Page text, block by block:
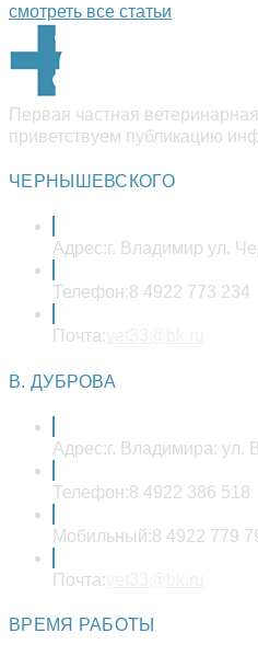
смотреть все статьи
Первая частная
приветствуем публикацию
ЧЕРНЫШЕВСКОГО
Адрес:г. Владимир ул.
Телефон:8 4922 773 234
Почта:
В. ДУБРОВА
Адрес:г. Владимира: ул.
Телефон:8 4922 386 518
Мобильный:8 4922 779
Почта:
ВРЕМЯ РАБОТЫ